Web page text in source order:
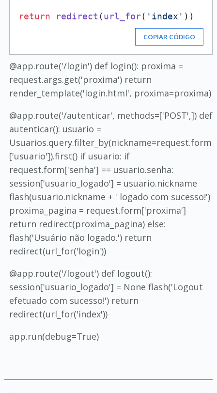
return redirect (url_for( 'index'
COPIAR CÓDIGO
@app.route('/login') def login(): proxima =
request.args.get('proxima') return
render_template('login.html', proxima=proxima)
@app.route('/autenticar', methods=['POST',]) def
autenticar(): usuario =
Usuarios.query.filter_by(nickname=request.form
['usuario']).first() if usuario: if
request.form['senha'] == usuario.senha:
session['usuario_logado'] = usuario.nickname
flash(usuario.nickname + ' logado com sucesso!')
proxima_pagina = request.form['proxima']
return redirect(proxima_pagina) else:
flash('Usuário não logado.') return
redirect(url_for('login'))
@app.route('/logout') def logout():
session['usuario_logado'] = None flash('Logout
efetuado com sucesso!') return
redirect(url_for('index'))
app.run(debug=True)